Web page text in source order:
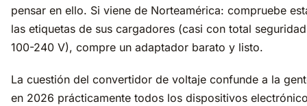
pensar en ello. Si viene de Norteamérica: compruebe
las etiquetas de sus cargadores (casi con total
100-240 V), compre un adaptador barato y listo.
La cuestión del convertidor de voltaje confunde a la
en 2026 prácticamente todos los dispositivos